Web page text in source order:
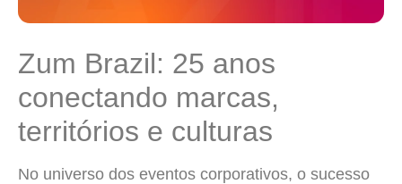
Zum Brazil: 25 anos
conectando marcas,
territórios e culturas
No universo dos eventos corporativos, o sucesso